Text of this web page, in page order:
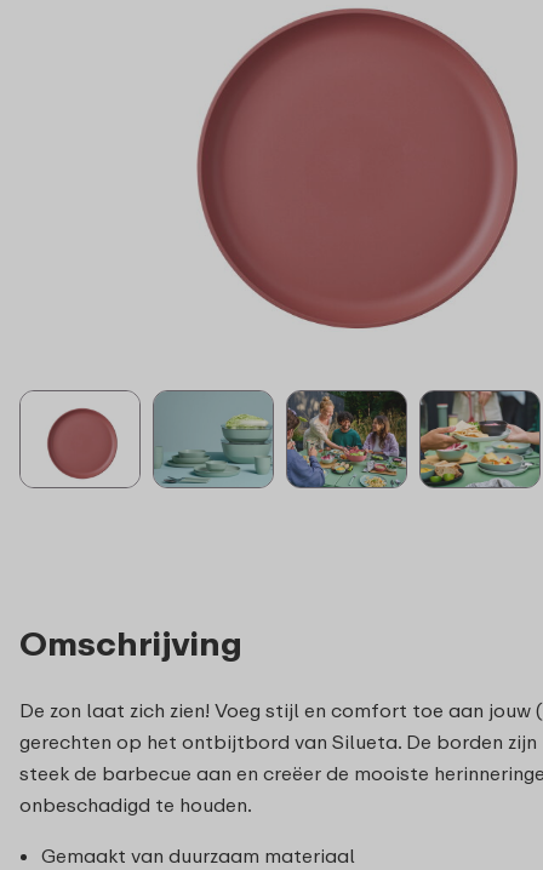
Omschrijving
De zon laat zich zien! Voeg stijl en comfort toe aan
gerechten op het ontbijtbord van Silueta. De borden
steek de barbecue aan en creëer de mooiste
onbeschadigd te houden.
Gemaakt van duurzaam materiaal